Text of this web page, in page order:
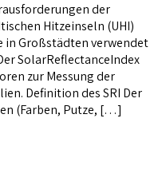
der
Hitzeinseln (UHI)
in Großstädten verwendet
SolarReflectanceIndex
zur Messung der
Definition des SRI Der
(Farben, Putze, […]